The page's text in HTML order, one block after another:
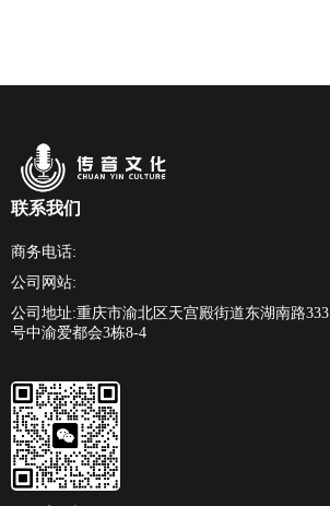
联系我们
商务电话:
公司网站:
公司地址:重庆市渝北区天宫殿街道东湖南路333
号中渝爱都会3栋8-4